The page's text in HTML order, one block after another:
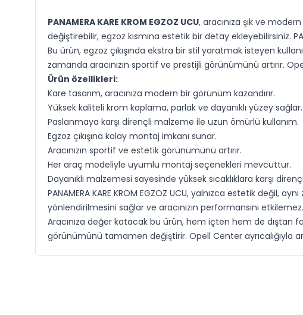
PANAMERA KARE KROM EGZOZ UCU, aracınıza şık ve
değiştirebilir, egzoz kısmına estetik bir detay ekleyebilirsiniz.
Bu ürün, egzoz çıkışında ekstra bir stil yaratmak isteyen
zamanda aracınızın sportif ve prestijli görünümünü artırır.
Ürün özellikleri:
Kare tasarım, aracınıza modern bir görünüm kazandırır.
Yüksek kaliteli krom kaplama, parlak ve dayanıklı yüzey sağlar.
Paslanmaya karşı dirençli malzeme ile uzun ömürlü kullanım.
Egzoz çıkışına kolay montaj imkanı sunar.
Aracınızın sportif ve estetik görünümünü artırır.
Her araç modeliyle uyumlu montaj seçenekleri mevcuttur.
Dayanıklı malzemesi sayesinde yüksek sıcaklıklara karşı
PANAMERA KARE KROM EGZOZ UCU, yalnızca estetik değil,
yönlendirilmesini sağlar ve aracınızın performansını
Aracınıza değer katacak bu ürün, hem içten hem de dıştan fark
görünümünü tamamen değiştirir. Opell Center ayrıcalığıyla